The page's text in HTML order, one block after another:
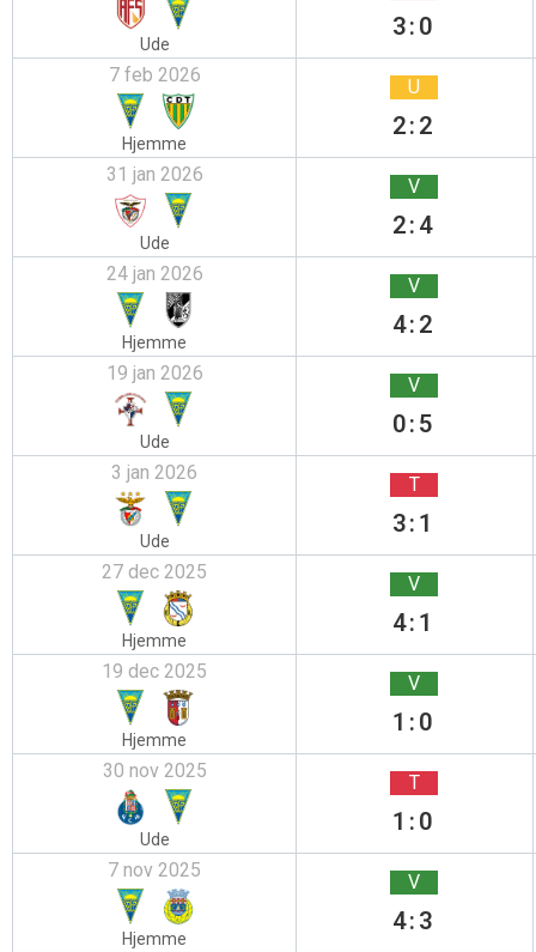
Ude
3:0
7 feb 2026
Hjemme
U
2:2
31 jan 2026
Ude
V
2:4
24 jan 2026
Hjemme
V
4:2
19 jan 2026
Ude
V
0:5
3 jan 2026
Ude
T
3:1
27 dec 2025
Hjemme
V
4:1
19 dec 2025
Hjemme
V
1:0
30 nov 2025
Ude
T
1:0
7 nov 2025
Hjemme
V
4:3